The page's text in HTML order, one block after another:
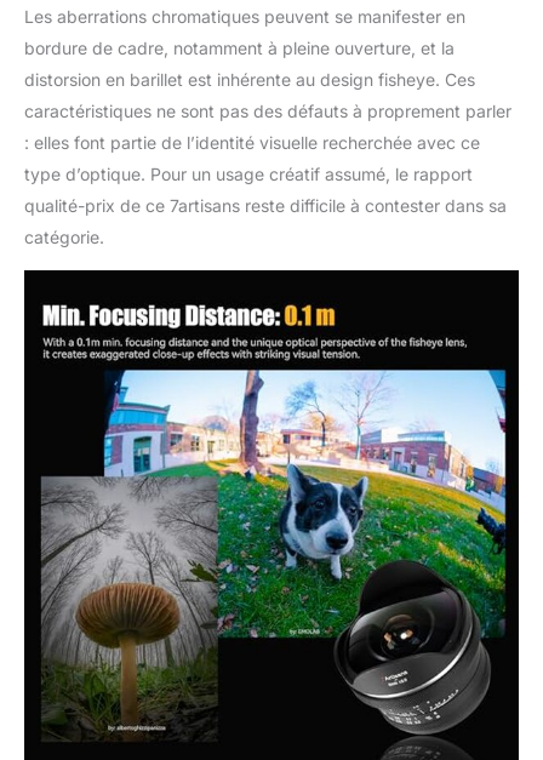
argentée, alliant
robustesse et élégance.
Sa finition mate assure
une prise en main
confortable, tandis que
la mise au point
manuelle fluide garantit
une expérience de prise
de vue professionnelle
pour les créateurs à la
fisheye performant et de
haute qualité.
Les aberrations chromatiques peuvent se manifester en
bordure de cadre, notamment à pleine ouverture, et la
distorsion en barillet est inhérente au design fisheye. Ces
caractéristiques ne sont pas des défauts à proprement parler
: elles font partie de l’identité visuelle recherchée avec ce
type d’optique. Pour un usage créatif assumé, le rapport
qualité-prix de ce 7artisans reste difficile à contester dans sa
catégorie.